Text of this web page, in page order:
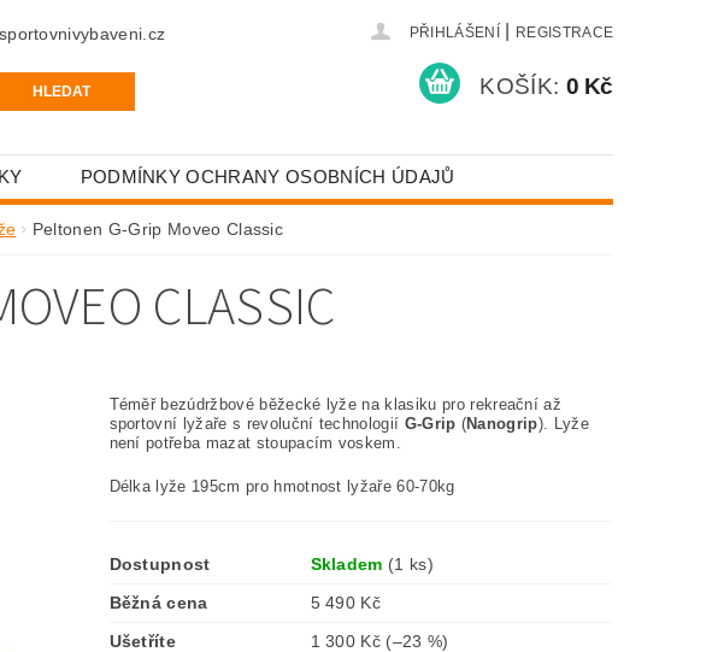
PŘIHLÁŠENÍ REGISTRACE
KOŠÍK: 0 Kč
PODMÍNKY OCHRANY OSOBNÍCH ÚDAJŮ
Peltonen G-Grip Moveo Classic
CLASSIC
Téměř bezúdržbové běžecké lyže na klasiku pro rekreační až
sportovní lyžaře s revoluční technologií G-Grip (Nanogrip). Lyže
není potřeba mazat stoupacím voskem.
Délka lyže 195cm pro hmotnost lyžaře 60-70kg
Dostupnost Skladem (1 ks)
Běžná cena
5 490 Kč
Ušetříte
1 300 Kč (–23 %)